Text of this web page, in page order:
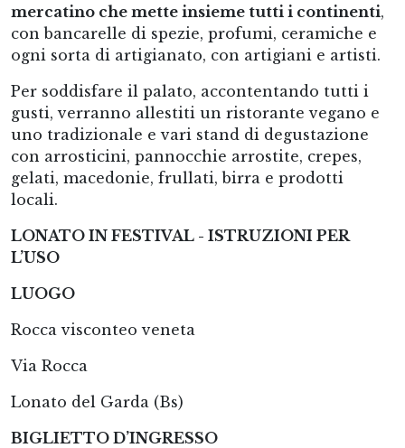
mercatino che mette insieme tutti i continenti,
con bancarelle di spezie, profumi, ceramiche e
ogni sorta di artigianato, con artigiani e artisti.
Per soddisfare il palato, accontentando tutti i
gusti, verranno allestiti un ristorante vegano e
uno tradizionale e vari stand di degustazione
con arrosticini, pannocchie arrostite, crepes,
gelati, macedonie, frullati, birra e prodotti
locali.
LONATO IN FESTIVAL - ISTRUZIONI PER
L’USO
LUOGO
Rocca visconteo veneta
Via Rocca
Lonato del Garda (Bs)
BIGLIETTO D’INGRESSO